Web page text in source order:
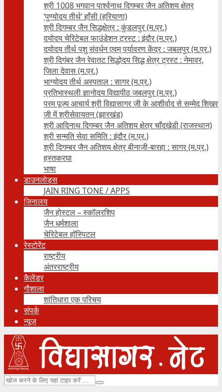
श्री 1008 भगवान पार्श्वनाथ दिगम्बर जैन अतिशय क्षे‍त्र
‘पुण्योदय तीर्थ’ हाँसी (हरियाणा)
श्री दिगम्बर जैन सिद्धक्षेत्र : कुंडलपुर (म.प्र.)
दयोदय चेरिटेबल फाउंडेशन ट्रस्ट : इंदौर (म.प्र.)
दयोदय तीर्थ पशु संवर्धन एवम्‌ पर्यावरण केंद्र : जबलपुर (म.प्र.)
श्री दिगंबर जैन रेवातट सिद्धोदय सिद्ध क्षेत्र ट्रस्ट : नेमावर,
जिला देवास (म.प्र.)
भाग्योदय तीर्थ अस्पताल : सागर (म.प्र.)
प्रतिभास्थली ज्ञानोदय विद्यापीठ जबलपुर (म.प्र.)
परम पूज्य आचार्य श्री विद्यासागर जी के आशीर्वाद से सम्मेद शिखर
जी में श्रीसेवायतन (झारखंड)
श्री आदिनाथ दिगम्बर जैन अतिशय क्षेत्र चाँदखेडी (राजस्थान)
श्री सन्मति सेवा समिति : इंदौर (म.प्र.)
श्री दिगम्बर जैन अतिशय क्षेत्र बीनाजी-बारहा : सागर (म.प्र.)
हस्तकरघा
भाषा
डाउनलोड्स
JAIN RING TONE / APPS
जिनालय
जैन होस्टल – स्कॉलरशिप
जैन धर्मशाला
चेरिटेबल हॉस्पिटल
रेस्टोरेंट
राष्ट्रीय
अंतरराष्ट्रीय
कैलेंडर
गौशाला
शांतिधारा एक परिचय
संपर्क
न्यूज़